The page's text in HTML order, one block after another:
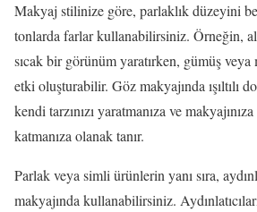
Makyaj stilinize göre, parlaklık düzeyini
tonlarda farlar kullanabilirsiniz. Örneğin,
sıcak bir görünüm yaratırken, gümüş
etki oluşturabilir. Göz makyajında ışıltılı
kendi tarzınızı yaratmanıza ve
katmanıza olanak tanır.
Parlak veya simli ürünlerin yanı sıra,
makyajında kullanabilirsiniz.